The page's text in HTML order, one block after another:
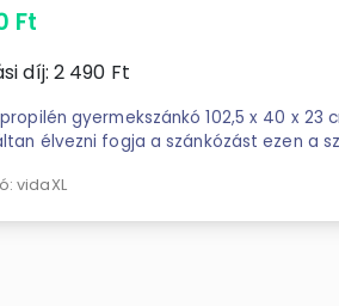
Ft
díj: 2 490 Ft
gyermekszánkó 102,5 x 40 x 23 cm
élvezni fogja a szánkózást ezen a
vidaXL